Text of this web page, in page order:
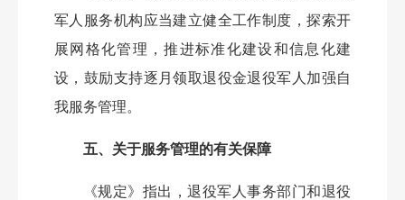
军人服务机构应当建立健全工作制度，探索开
展网格化管理，推进标准化建设和信息化建
设，鼓励支持逐月领取退役金退役军人加强自
我服务管理。
五、关于服务管理的有关保障
《规定》指出，退役军人事务部门和退役